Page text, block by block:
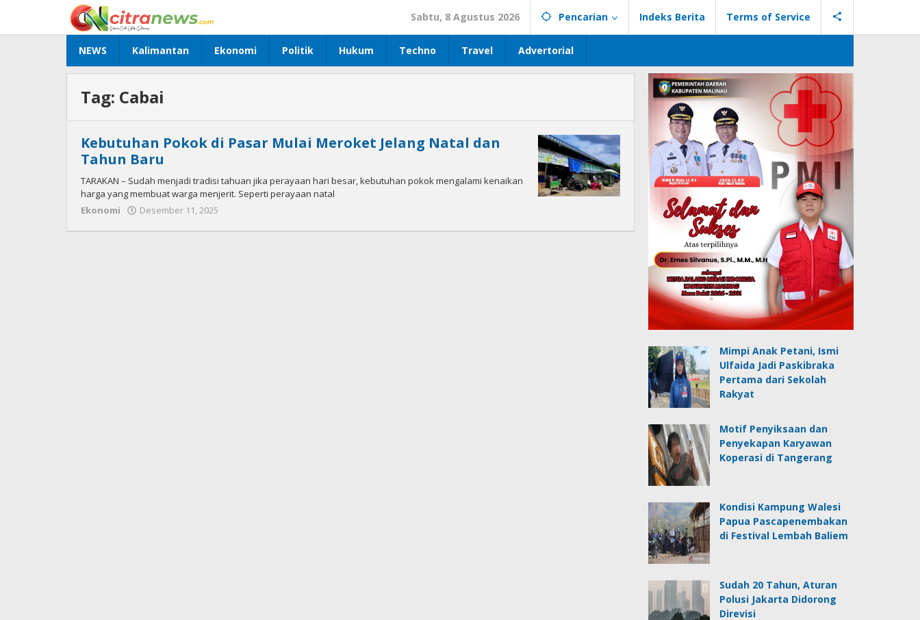
konten
Sabtu, 8 Agustus 2026 Pencarian Indeks Berita Terms of Service
NEWS Kalimantan Ekonomi Politik Hukum Techno Travel Advertorial
Tag: Cabai
Kebutuhan Pokok di Pasar Mulai Meroket Jelang Natal dan
Tahun Baru
TARAKAN – Sudah menjadi tradisi tahuan jika perayaan hari besar, kebutuhan pokok mengalami kenaikan
harga yang membuat warga menjerit. Seperti perayaan natal
Ekonomi
Desember 11, 2025
Mimpi Anak Petani, Ismi
Ulfaida Jadi Paskibraka
Pertama dari Sekolah
Rakyat
Motif Penyiksaan dan
Penyekapan Karyawan
Koperasi di Tangerang
Kondisi Kampung Walesi
Papua Pascapenembakan
di Festival Lembah Baliem
Sudah 20 Tahun, Aturan
Polusi Jakarta Didorong
Direvisi